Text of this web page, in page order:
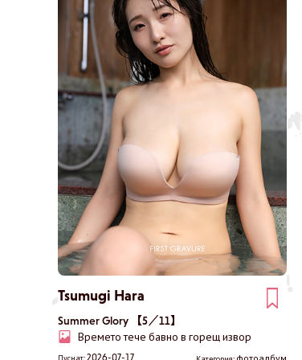
Tsumugi Hara
Summer Glory 【5／11】
Времето тече бавно в горещ извор
Пуснат:2026-07-17